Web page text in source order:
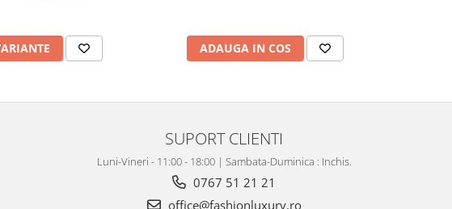
ADAUGA IN COS
SUPORT CLIENTI
Luni-Vineri - 11:00 - 18:00 | Sambata-Duminica : Inchis.
0767 51 21 21
office@fashionluxury.ro